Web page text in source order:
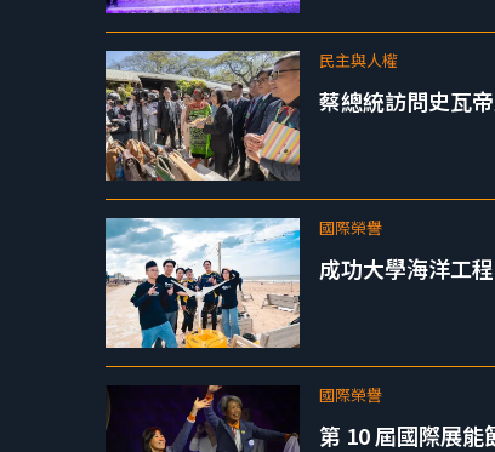
民主與人權
蔡總統訪問史瓦
國際榮譽
成功大學海洋工
國際榮譽
第 10 屆國際展能